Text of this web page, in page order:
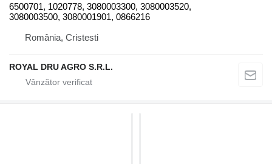
6500701, 1020778, 3080003300, 3080003520,
3080003500, 3080001901, 0866216
România, Cristesti
ROYAL DRU AGRO S.R.L.